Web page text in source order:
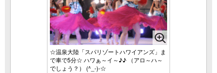
☆温泉大陸「スパリゾートハワイアンズ」ま
で車で5分☆ ハワぁ～イ～♪♪ （アロ～ハ～
でしょう？） (^_-)-☆